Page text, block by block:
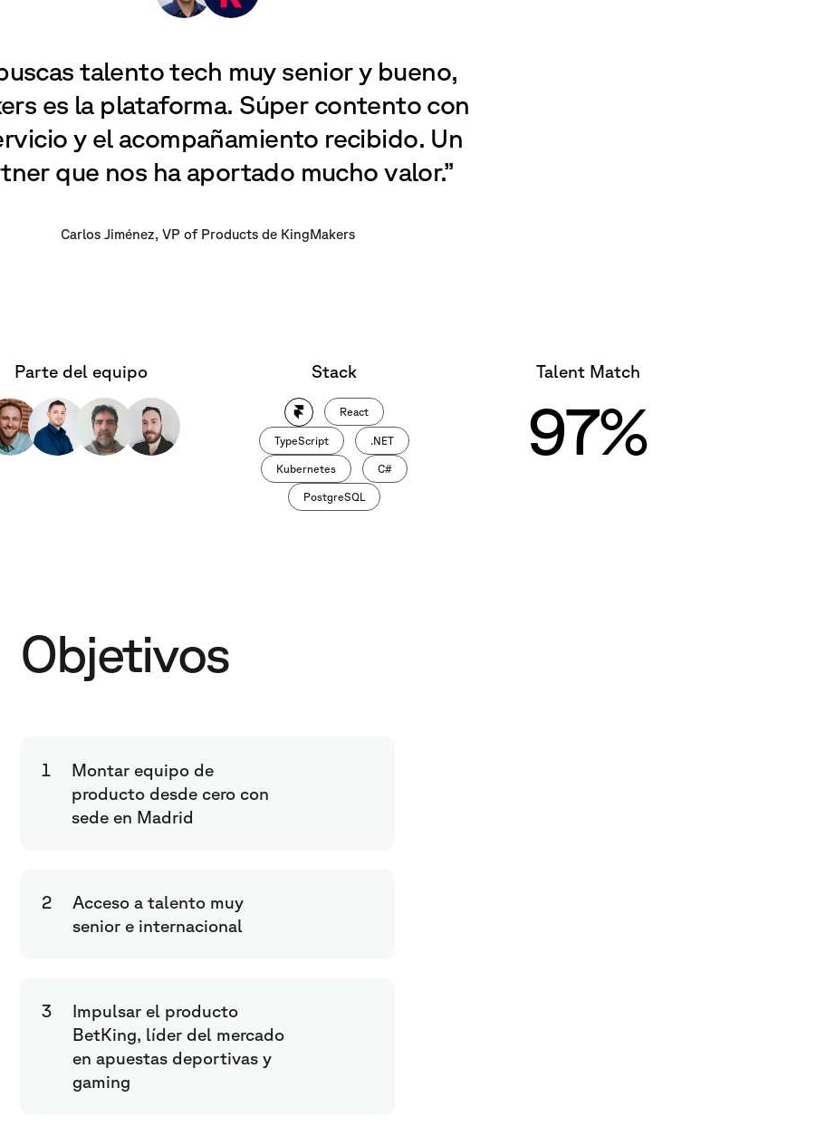
talento tech muy senior y bueno,
es la plataforma. Súper contento con
y el acompañamiento recibido. Un
que nos ha aportado mucho valor.”
Carlos Jiménez, VP of Products de KingMakers
Parte del equipo Stack
React
TypeScript .NET
Kubernetes C#
PostgreSQL
Talent Match
97%
Objetivos
1
Montar equipo de
producto desde cero con
sede en Madrid
2
Acceso a talento muy
senior e internacional
3
Impulsar el producto
BetKing, líder del mercado
en apuestas deportivas y
gaming